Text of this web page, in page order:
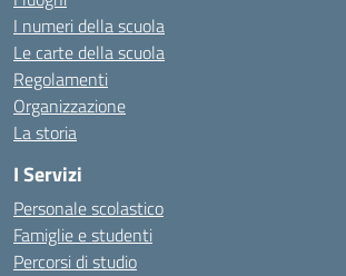
I numeri della scuola
Le carte della scuola
Regolamenti
Organizzazione
La storia
I Servizi
Personale scolastico
Famiglie e studenti
Percorsi di studio